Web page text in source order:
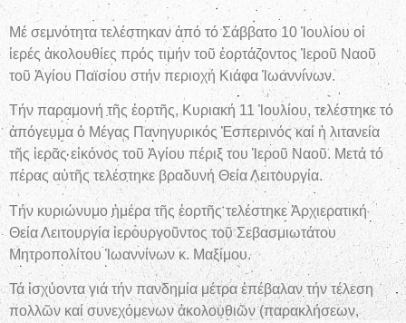
Μέ σεμνότητα τελέστηκαν ἀπό τό Σάββατο 10 Ἰουλίου οἱ
ἱερές ἀκολουθίες πρός τιμήν τοῦ ἑορτάζοντος Ἱεροῦ Ναοῦ
τοῦ Ἁγίου Παϊσίου στήν περιοχή Κιάφα Ἰωαννίνων.
Τήν παραμονή τῆς ἑορτῆς, Κυριακή 11 Ἰουλίου, τελέστηκε τό
ἀπόγευμα ὁ Μέγας Πανηγυρικός Ἑσπερινός καί ἡ λιτανεία
τῆς ἱερᾶς εἰκόνος τοῦ Ἁγίου πέριξ του Ἱεροῦ Ναοῦ. Μετά τό
πέρας αὐτῆς τελέστηκε βραδυνή Θεία Λειτουργία.
Τήν κυριώνυμο ἡμέρα τῆς ἑορτῆς τελέστηκε Ἀρχιερατική
Θεία Λειτουργία ἱερουργοῦντος τοῦ Σεβασμιωτάτου
Μητροπολίτου Ἰωαννίνων κ. Μαξίμου.
Τά ἰσχύοντα γιά τήν πανδημία μέτρα ἐπέβαλαν τήν τέλεση
πολλῶν καί συνεχόμενων ἀκολουθιῶν (παρακλήσεων,